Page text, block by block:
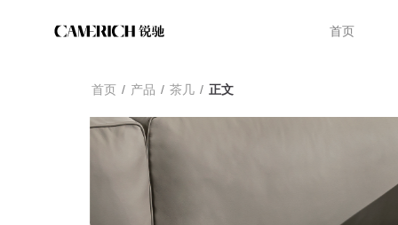
首页
首页 / 产品 / 茶几 / 正文